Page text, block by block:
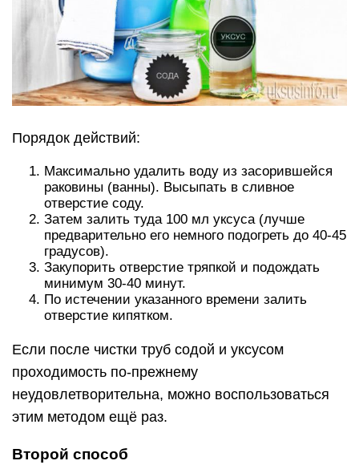
Порядок действий:
Максимально удалить воду из засорившейся
раковины (ванны). Высыпать в сливное
отверстие соду.
Затем залить туда 100 мл уксуса (лучше
предварительно его немного подогреть до 40-45
градусов).
Закупорить отверстие тряпкой и подождать
минимум 30-40 минут.
По истечении указанного времени залить
отверстие кипятком.
Если после чистки труб содой и уксусом
проходимость по-прежнему
неудовлетворительна, можно воспользоваться
этим методом ещё раз.
Второй способ